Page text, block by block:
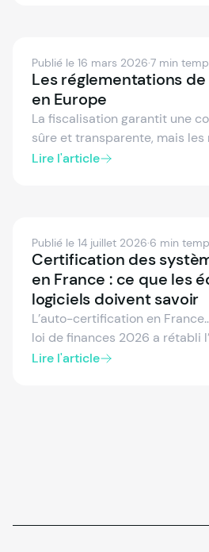
une transition en douceur.
Publié le 16 mars 2026·7 min
Les réglementations
en Europe
La fiscalisation garantit une
sûre et transparente, mais les
Europe. Explorez les cadres
vos processus fiscaux sur les
européens.
Lire l'article
Publié le 14 juillet 2026·6 min
Certification des
en France : ce que les
logiciels doivent savoir
L’auto-certification en
loi de finances 2026 a rétabli
individuelle de l’éditeur
Lire l'article